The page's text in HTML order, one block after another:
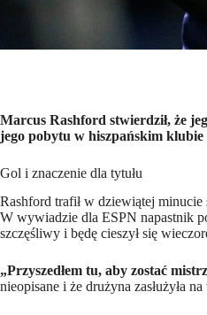
Marcus Rashford stwierdził, że
jego pobytu w hiszpańskim
Gol i znaczenie dla tytułu
Rashford trafił w dziewiątej minucie
W wywiadzie dla ESPN napastnik
szczęśliwy i będę cieszył się
„Przyszedłem tu, aby zostać
nieopisane i że drużyna zasłużyła